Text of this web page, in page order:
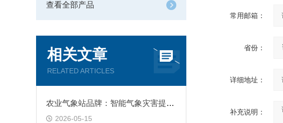
查看全部产品
相关文章
RELATED ARTICLES
农业气象站品牌：智能气象灾害提前预警告警
2026-05-15
常用邮箱：
省份：
详细地址：
补充说明：